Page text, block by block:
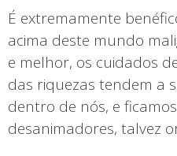
É extremamente
acima deste mundo
e melhor, os cuidados
das riquezas tendem a
dentro de nós, e
desanimadores, talvez